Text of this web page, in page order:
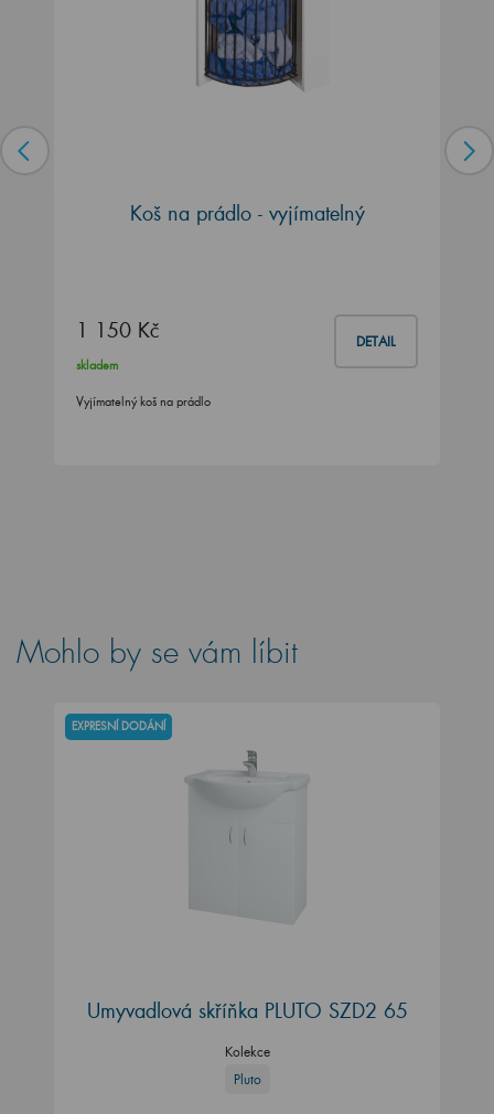
Koš na prádlo - vyjímatelný
1 150 Kč DETAIL
skladem
Vyjímatelný koš na prádlo
Mohlo by se vám líbit
EXPRESNÍ DODÁNÍ
Umyvadlová skříňka PLUTO SZD2 65
Kolekce
Pluto